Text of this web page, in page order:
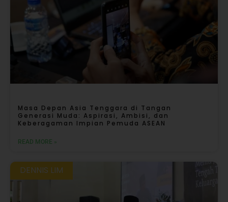
Masa Depan Asia Tenggara di Tangan
Generasi Muda: Aspirasi, Ambisi, dan
Keberagaman Impian Pemuda ASEAN
READ MORE »
DENNIS LIM